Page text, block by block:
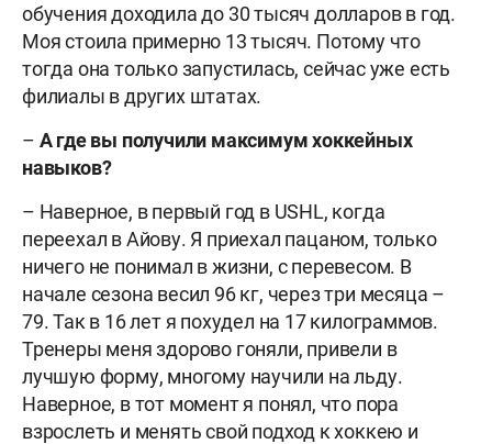
обучения доходила до 30 тысяч долларов в год.
Моя стоила примерно 13 тысяч. Потому что
тогда она только запустилась, сейчас уже есть
филиалы в других штатах.
– А где вы получили максимум хоккейных
навыков?
– Наверное, в первый год в USHL, когда
переехал в Айову. Я приехал пацаном, только
ничего не понимал в жизни, с перевесом. В
начале сезона весил 96 кг, через три месяца –
79. Так в 16 лет я похудел на 17 килограммов.
Тренеры меня здорово гоняли, привели в
лучшую форму, многому научили на льду.
Наверное, в тот момент я понял, что пора
взрослеть и менять свой подход к хоккею и